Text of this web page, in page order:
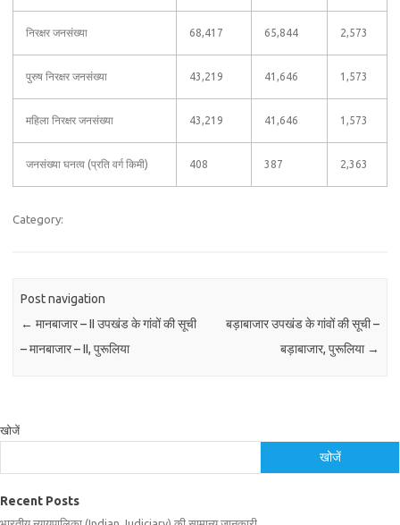
निरक्षर जनसंख्या 68,417 65,844 2,573
पुरुष निरक्षर जनसंख्या 43,219 41,646 1,573
महिला निरक्षर जनसंख्या 43,219 41,646 1,573
जनसंख्या घनत्व (प्रति वर्ग किमी) 408 387 2,363
Category:
Post navigation
← मानबाजार – II उपखंड के गांवों की सूची
– मानबाजार – II, पुरूलिया
बड़ाबाजार उपखंड के गांवों की सूची –
बड़ाबाजार, पुरूलिया →
खोजें
खोजें
Recent Posts